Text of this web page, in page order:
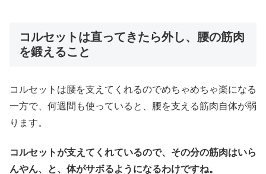
コルセットは直ってきたら外し、腰の筋肉
を鍛えること
コルセットは腰を支えてくれるのでめちゃめちゃ楽になる
一方で、何週間も使っていると、腰を支える筋肉自体が弱
ります。
コルセットが支えてくれているので、その分の筋肉はいら
んやん、と、体がサボるようになるわけですね。